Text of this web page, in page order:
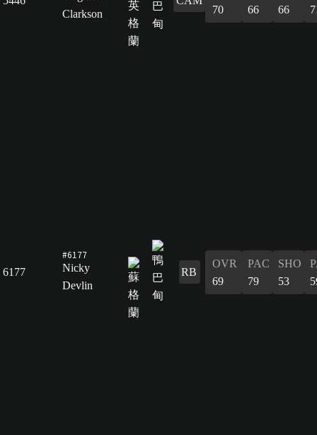
Clarkson
70
66
66
6177
#6177
Nicky
Devlin
RB
OVR
69
PAC
79
SHO
53